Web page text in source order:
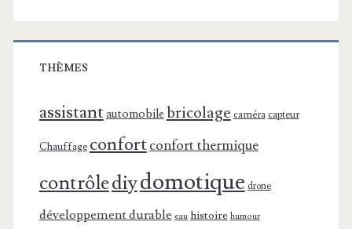
THÈMES
assistant automobile bricolage caméra capteur
Chauffage confortconfort thermique
contrôlediydomotique drone
développement durable eau histoire humour